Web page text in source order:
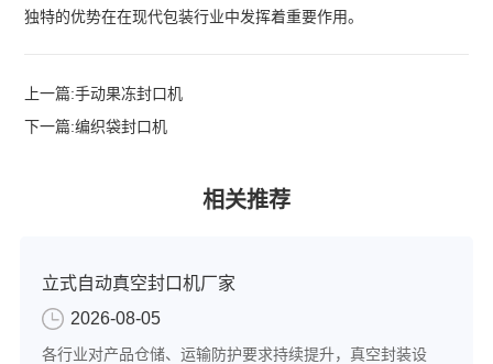
独特的优势在在现代包装行业中发挥着重要作用。‍
上一篇:手动果冻封口机
下一篇:编织袋封口机
相关推荐
立式自动真空封口机厂家
2026-08-05
各行业对产品仓储、运输防护要求持续提升，真空封装设